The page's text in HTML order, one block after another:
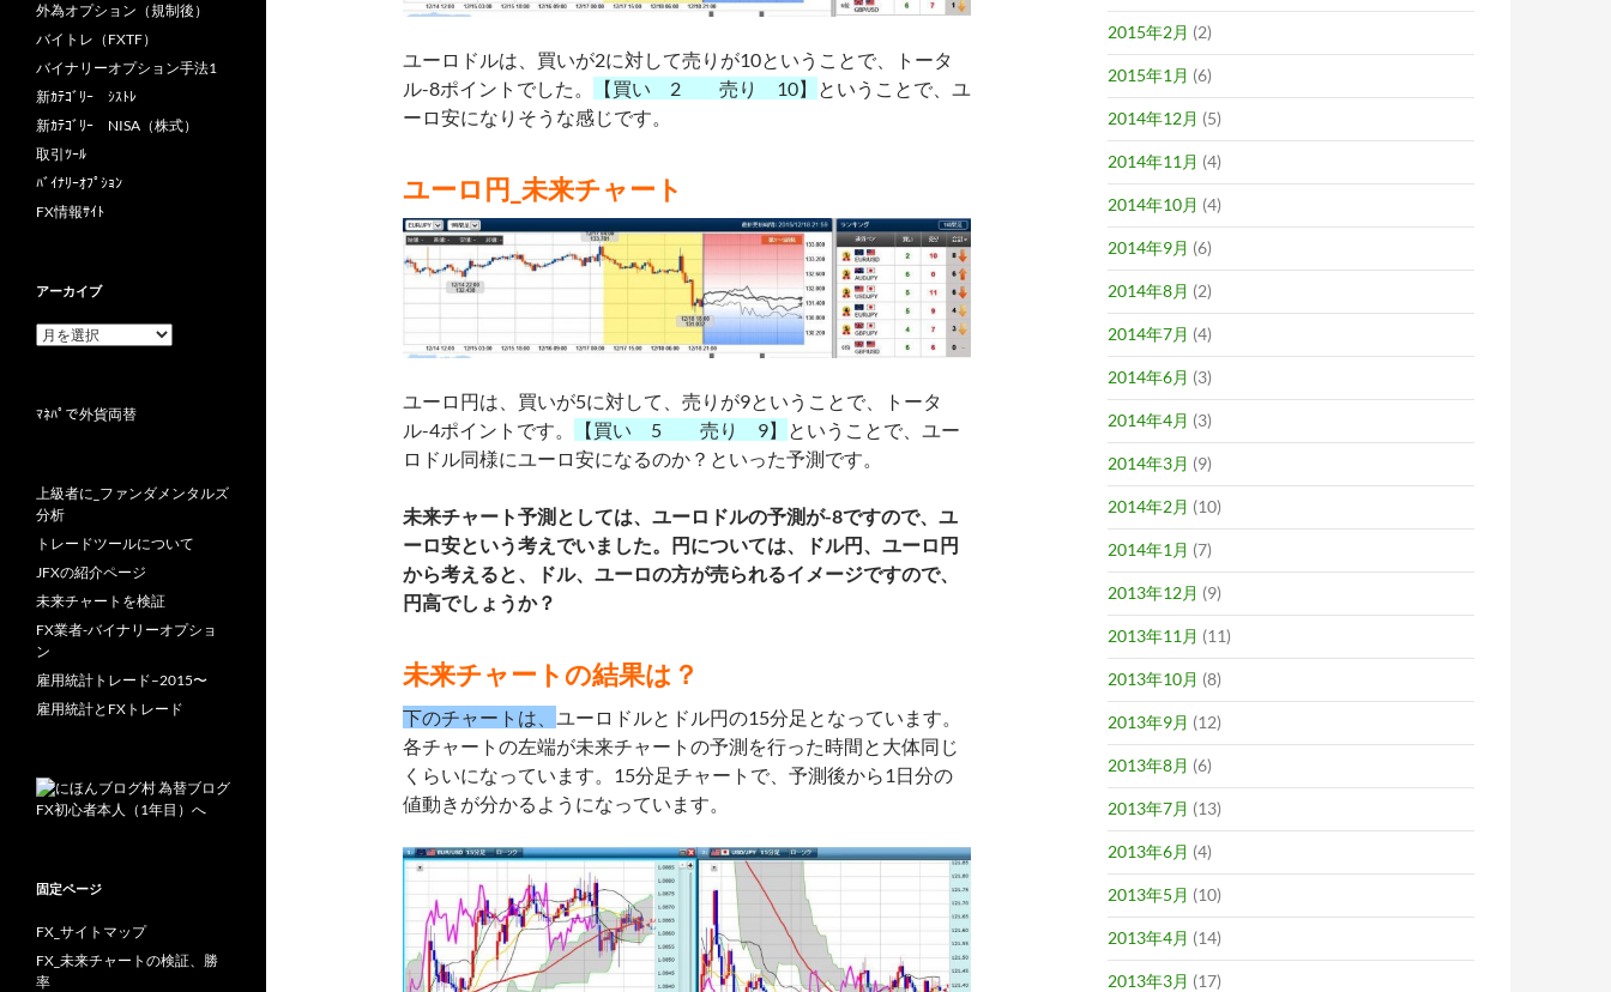
ユーロドルは、買いが2に対して売りが10ということで、トータ
ル-8ポイントでした。
【買い 2 売り 10】
ということで、ユ
ーロ安になりそうな感じです。
ユーロ円_未来チャート
ユーロ円は、買いが5に対して、売りが9ということで、トータ
ル-4ポイントです。
【買い 5 売り 9】
ということで、ユー
ロドル同様にユーロ安になるのか？といった予測です。
未来チャート予測としては、ユーロドルの予測が-8ですので、ユ
ーロ安という考えでいました。円については、ドル円、ユーロ円
から考えると、ドル、ユーロの方が売られるイメージですので、
円高でしょうか？
未来チャートの結果は？
下のチャートは、 ユーロドルとドル円の15分足となっています。
各チャートの左端が未来チャートの予測を行った時間と大体同じ
くらいになっています。15分足チャートで、予測後から1日分の
値動きが分かるようになっています。
2015年2月 (2)
2015年1月 (6)
2014年12月 (5)
2014年11月 (4)
2014年10月 (4)
2014年9月 (6)
2014年8月 (2)
2014年7月 (4)
2014年6月 (3)
2014年4月 (3)
2014年3月 (9)
2014年2月 (10)
2014年1月 (7)
2013年12月 (9)
2013年11月 (11)
2013年10月 (8)
2013年9月 (12)
2013年8月 (6)
2013年7月 (13)
2013年6月 (4)
2013年5月 (10)
2013年4月 (14)
2013年3月 (17)
外為オプション（規制後）
バイトレ（FXTF）
バイナリーオプション手法1
新ｶﾃｺﾞﾘｰ ｼｽﾄﾚ
新ｶﾃｺﾞﾘｰ NISA（株式）
取引ﾂｰﾙ
ﾊﾞｲﾅﾘｰｵﾌﾟｼｮﾝ
FX情報ｻｲﾄ
アーカイブ
ア
ブ
ﾏﾈﾊﾟで外貨両替
上級者に_ファンダメンタルズ
分析
トレードツールについて
JFXの紹介ページ
未来チャートを検証
FX業者-バイナリーオプショ
ン
雇用統計トレード–2015〜
雇用統計とFXトレード
固定ページ
FX_サイトマップ
FX_未来チャートの検証、勝
率